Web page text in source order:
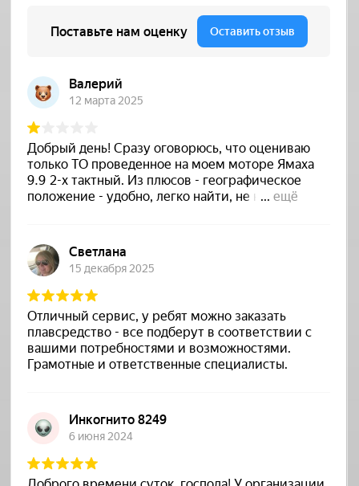
катеров, и компания "Albakore" примет в ней
участие.
Начинаем знакомить вас с
моделями, которые будут
представлены на Samara Boat
Show от завода VBOATS.